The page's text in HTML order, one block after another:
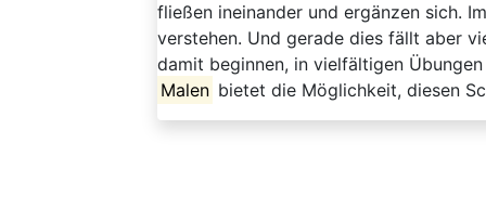
fließen ineinander und ergänzen sich.
verstehen. Und gerade dies fällt aber
damit beginnen, in vielfältigen
Malen bietet die Möglichkeit, diesen